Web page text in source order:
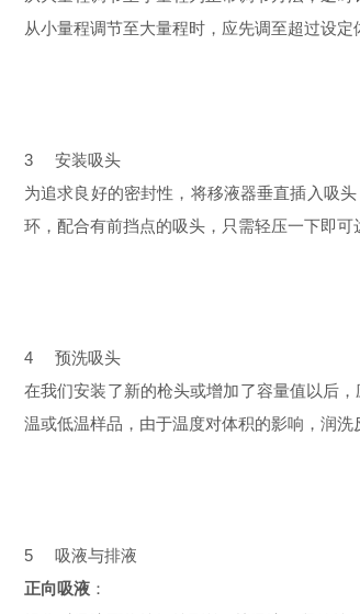
从小量程调节至大量程时，应先调至超过设
3 安装吸头
为追求良好的密封性，将移液器垂直插入吸
环，配合有前挡点的吸头，只需轻压一下即可
4 预洗吸头
在我们安装了新的枪头或增加了容量值以后
温或低温样品，由于温度对体积的影响，润洗
5 吸液与排液
正向吸液 ：